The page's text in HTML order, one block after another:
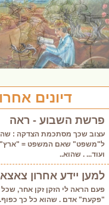
דיונים
פרשת השבוע - ראה
עצוב שכך מסתכמת הצדקה :
ל"משפט" שאם המשפט =
ועוד... . שהוא..
למען יידע אחרון
פעם הראה לי הזקן זקן אחר, שכל
"פקעת" אדם . שהוא כל כך